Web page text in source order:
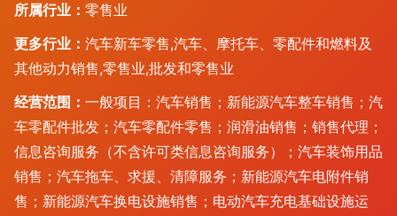
所属行业： 零售业
更多行业： 汽车新车零售,汽车、摩托车、零配件和燃料及
其他动力销售,零售业,批发和零售业
经营范围： 一般项目：汽车销售；新能源汽车整车销售；汽
车零配件批发；汽车零配件零售；润滑油销售；销售代理；
信息咨询服务（不含许可类信息咨询服务）；汽车装饰用品
销售；汽车拖车、求援、清障服务；新能源汽车电附件销
售；新能源汽车换电设施销售；电动汽车充电基础设施运